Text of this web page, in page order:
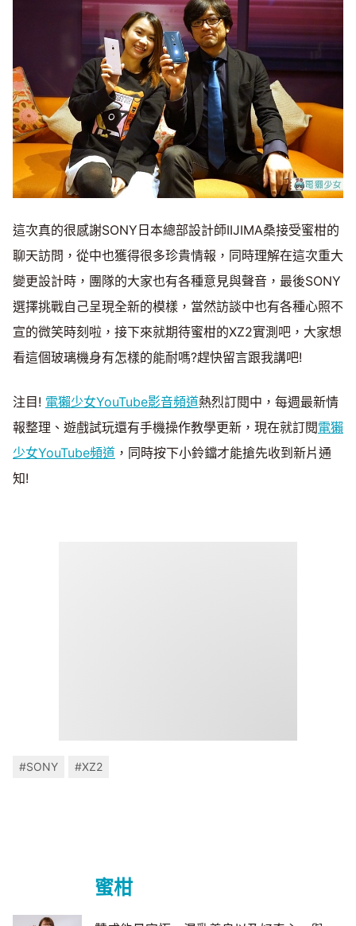
這次真的很感謝SONY日本總部設計師IIJIMA桑接受蜜柑的
聊天訪問，從中也獲得很多珍貴情報，同時理解在這次重大
變更設計時，團隊的大家也有各種意見與聲音，最後SONY
選擇挑戰自己呈現全新的模樣，當然訪談中也有各種心照不
宣的微笑時刻啦，接下來就期待蜜柑的XZ2實測吧，大家想
看這個玻璃機身有怎樣的能耐嗎?趕快留言跟我講吧!
注目! 電獺少女YouTube影音頻道熱烈訂閱中，每週最新情
報整理、遊戲試玩還有手機操作教學更新，現在就訂閱電獺
少女YouTube頻道 ，同時按下小鈴鐺才能搶先收到新片通
知!
#SONY #XZ2
蜜柑